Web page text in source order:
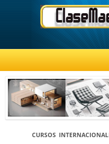
CURSOS